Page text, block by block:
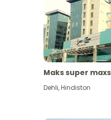
Maks super
Dehli,Hindiston